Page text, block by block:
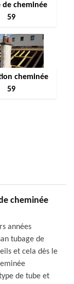
de cheminée
59
cheminée
59
cheminée
années
tubage de
et cela dès le
de tube et